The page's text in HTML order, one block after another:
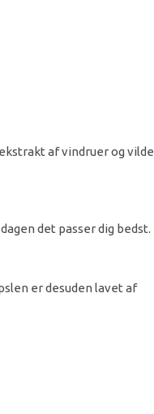
af vindruer og vilde
det passer dig bedst.
er desuden lavet af